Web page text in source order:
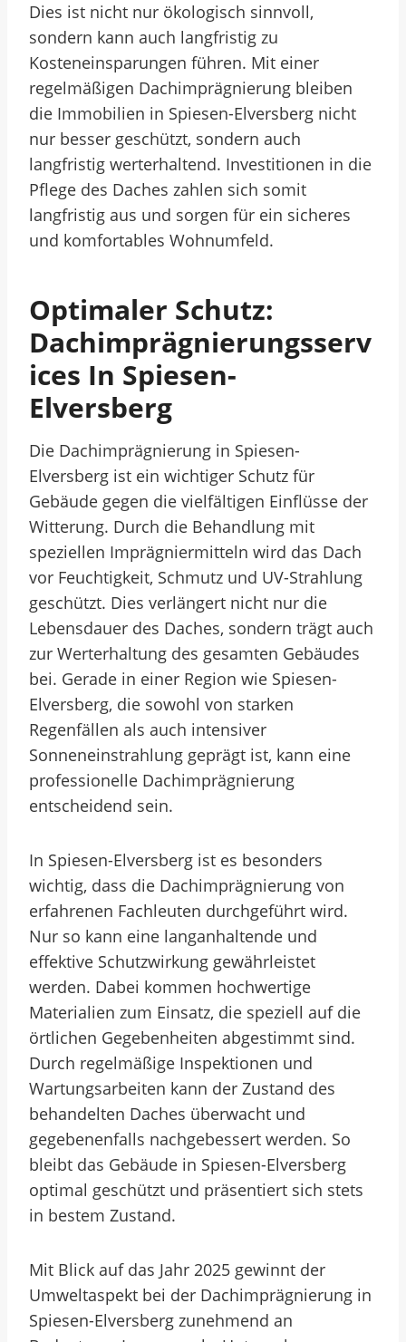
Dies ist nicht nur ökologisch sinnvoll,
sondern kann auch langfristig zu
Kosteneinsparungen führen. Mit einer
regelmäßigen Dachimprägnierung bleiben
die Immobilien in Spiesen-Elversberg nicht
nur besser geschützt, sondern auch
langfristig werterhaltend. Investitionen in die
Pflege des Daches zahlen sich somit
langfristig aus und sorgen für ein sicheres
und komfortables Wohnumfeld.
Optimaler Schutz:
Dachimprägnierungsserv
Ices In Spiesen-
Elversberg
Die Dachimprägnierung in Spiesen-
Elversberg ist ein wichtiger Schutz für
Gebäude gegen die vielfältigen Einflüsse der
Witterung. Durch die Behandlung mit
speziellen Imprägniermitteln wird das Dach
vor Feuchtigkeit, Schmutz und UV-Strahlung
geschützt. Dies verlängert nicht nur die
Lebensdauer des Daches, sondern trägt auch
zur Werterhaltung des gesamten Gebäudes
bei. Gerade in einer Region wie Spiesen-
Elversberg, die sowohl von starken
Regenfällen als auch intensiver
Sonneneinstrahlung geprägt ist, kann eine
professionelle Dachimprägnierung
entscheidend sein.
In Spiesen-Elversberg ist es besonders
wichtig, dass die Dachimprägnierung von
erfahrenen Fachleuten durchgeführt wird.
Nur so kann eine langanhaltende und
effektive Schutzwirkung gewährleistet
werden. Dabei kommen hochwertige
Materialien zum Einsatz, die speziell auf die
örtlichen Gegebenheiten abgestimmt sind.
Durch regelmäßige Inspektionen und
Wartungsarbeiten kann der Zustand des
behandelten Daches überwacht und
gegebenenfalls nachgebessert werden. So
bleibt das Gebäude in Spiesen-Elversberg
optimal geschützt und präsentiert sich stets
in bestem Zustand.
Mit Blick auf das Jahr 2025 gewinnt der
Umweltaspekt bei der Dachimprägnierung in
Spiesen-Elversberg zunehmend an